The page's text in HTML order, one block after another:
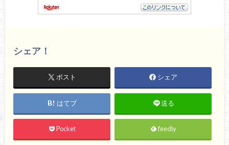
シェア！
ポスト シェア
はてブ 送る
Pocket feedly